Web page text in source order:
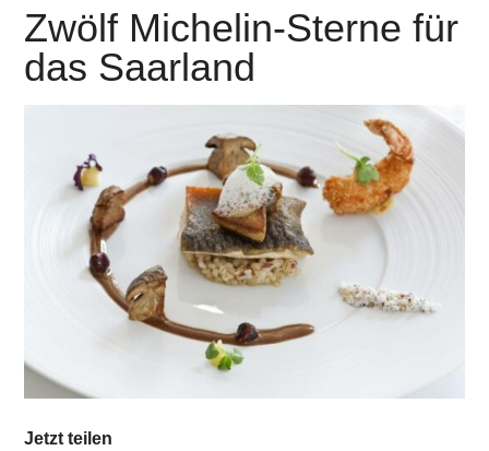
Zwölf Michelin-Sterne für
das Saarland
Jetzt teilen